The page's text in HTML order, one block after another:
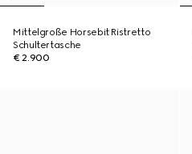
Mittelgroße Horsebit Ristretto
Schultertasche
€ 2.900